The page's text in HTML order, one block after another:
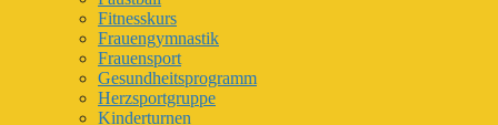
Fitnesskurs
Frauengymnastik
Frauensport
Gesundheitsprogramm
Herzsportgruppe
Kinderturnen